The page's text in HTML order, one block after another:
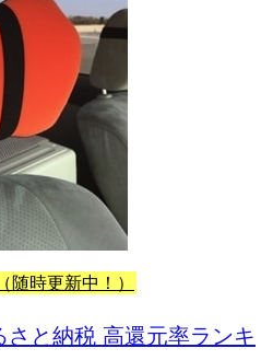
時更新中！）
さと納税 高還元率ランキ